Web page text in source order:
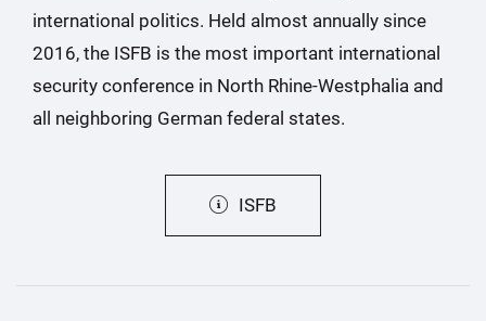
international politics. Held almost annually since
2016, the ISFB is the most important international
security conference in North Rhine-Westphalia and
all neighboring German federal states.
ISFB